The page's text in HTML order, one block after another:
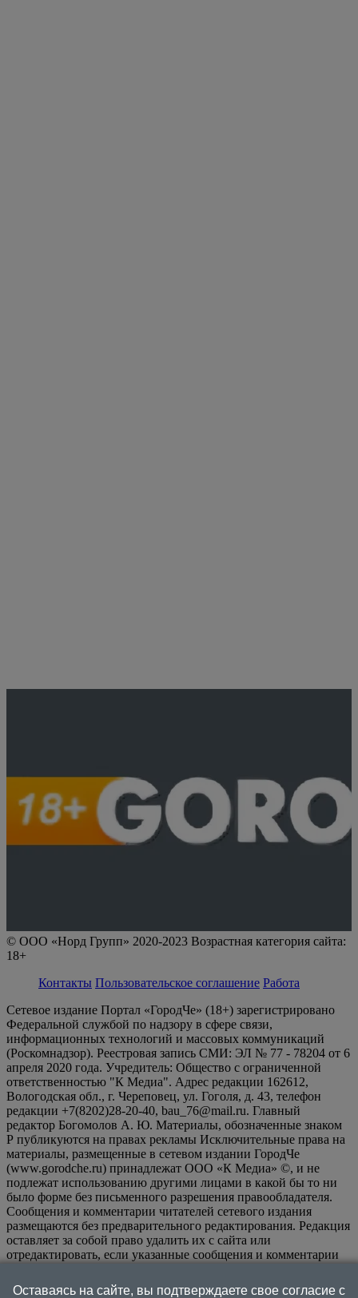
© ООО «Норд Групп» 2020-2023 Возрастная категория сайта:
18+
Контакты Пользовательское соглашение Работа
Сетевое издание Портал «ГородЧе» (18+) зарегистрировано
Федеральной службой по надзору в сфере связи,
информационных технологий и массовых коммуникаций
(Роскомнадзор). Реестровая запись СМИ: ЭЛ № 77 - 78204 от 6
апреля 2020 года. Учредитель: Общество с ограниченной
ответственностью "К Медиа". Адрес редакции 162612,
Вологодская обл., г. Череповец, ул. Гоголя, д. 43, телефон
редакции +7(8202)28-20-40, bau_76@mail.ru. Главный
редактор Богомолов А. Ю. Материалы, обозначенные знаком
Р публикуются на правах рекламы Исключительные права на
материалы, размещенные в сетевом издании ГородЧе
(www.gorodche.ru) принадлежат ООО «К Медиа» ©, и не
подлежат использованию другими лицами в какой бы то ни
было форме без письменного разрешения правообладателя.
Сообщения и комментарии читателей сетевого издания
размещаются без предварительного редактирования. Редакция
оставляет за собой право удалить их с сайта или
отредактировать, если указанные сообщения и комментарии
или нарушением иных требований закона.
Оставаясь на сайте, вы подтверждаете свое согласие с